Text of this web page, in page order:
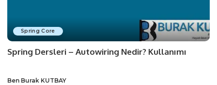
Spring Core
Spring Dersleri – Autowiring Nedir? Kullanımı
Ben Burak KUTBAY